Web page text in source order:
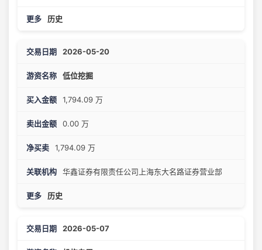
历史
2026-05-20
低位挖掘
1,794.09 万
0.00 万
1,794.09 万
华鑫证券有限责任公司上海东大名路证券营业部
历史
2026-05-07